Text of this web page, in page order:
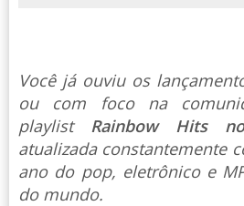
Você já ouviu os
ou com foco na
playlist Rainbow Hits
atualizada constantemente
ano do pop, eletrônico e
do mundo.